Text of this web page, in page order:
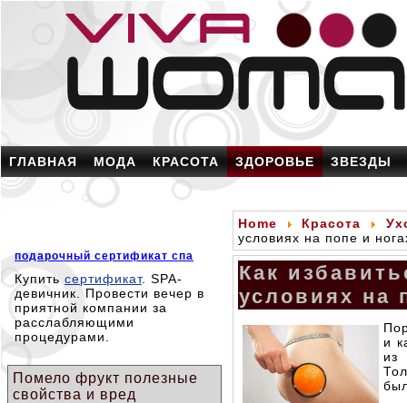
ГЛАВНАЯ МОДА КРАСОТА ЗДОРОВЬЕ ЗВЕЗДЫ
подарочный сертификат спа
Купить сертификат. SPA-
девичник. Провести вечер в
приятной компании за
расслабляющими
процедурами.
Помело фрукт полезные
свойства и вред
Home Красота
условиях на попе и
Как
условиях на
и
из